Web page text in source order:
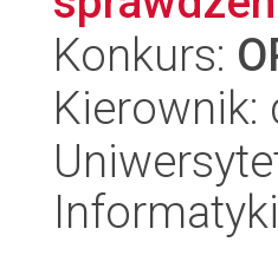
Konkurs:
Kierownik: